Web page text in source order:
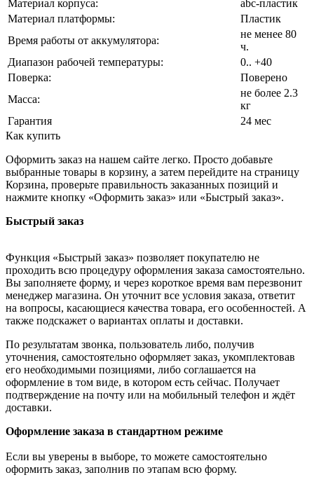
Материал корпуса:
abc-пластик
Материал платформы:
Пластик
Время работы от аккумулятора:
не менее 80
ч.
Диапазон рабочей температуры:
0.. +40
Поверка:
Поверено
Масса:
не более 2.3
кг
Гарантия
24 мес
Как купить
Оформить заказ на нашем сайте легко. Просто добавьте
выбранные товары в корзину, а затем перейдите на страницу
Корзина, проверьте правильность заказанных позиций и
нажмите кнопку «Оформить заказ» или «Быстрый заказ».
Быстрый заказ
Функция «Быстрый заказ» позволяет покупателю не
проходить всю процедуру оформления заказа самостоятельно.
Вы заполняете форму, и через короткое время вам перезвонит
менеджер магазина. Он уточнит все условия заказа, ответит
на вопросы, касающиеся качества товара, его особенностей. А
также подскажет о вариантах оплаты и доставки.
По результатам звонка, пользователь либо, получив
уточнения, самостоятельно оформляет заказ, укомплектовав
его необходимыми позициями, либо соглашается на
оформление в том виде, в котором есть сейчас. Получает
подтверждение на почту или на мобильный телефон и ждёт
доставки.
Оформление заказа в стандартном режиме
Если вы уверены в выборе, то можете самостоятельно
оформить заказ, заполнив по этапам всю форму.